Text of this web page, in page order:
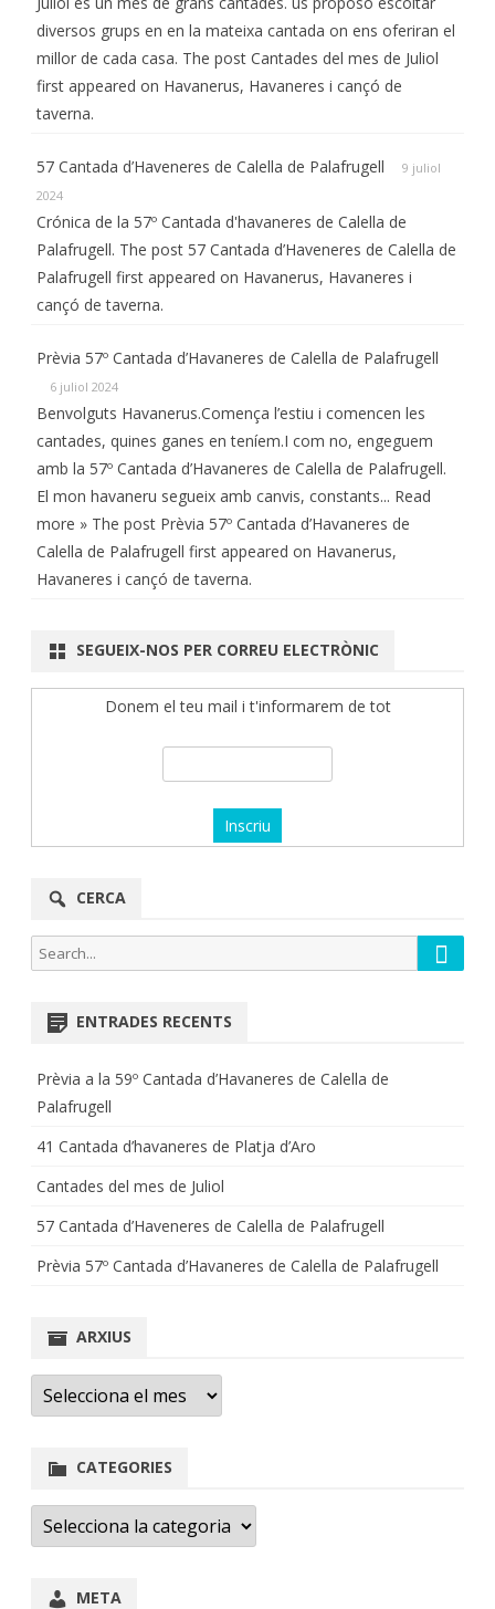
diversos grups en en la mateixa cantada on ens oferiran el
millor de cada casa. The post Cantades del mes de Juliol
first appeared on Havanerus, Havaneres i cançó de
taverna.
57 Cantada d’Haveneres de Calella de Palafrugell
9 juliol
2024
Crónica de la 57º Cantada d'havaneres de Calella de
Palafrugell. The post 57 Cantada d’Haveneres de Calella de
Palafrugell first appeared on Havanerus, Havaneres i
cançó de taverna.
Prèvia 57º Cantada d’Havaneres de Calella de Palafrugell
6 juliol 2024
Benvolguts Havanerus.Comença l’estiu i comencen les
cantades, quines ganes en teníem.I com no, engeguem
amb la 57º Cantada d’Havaneres de Calella de Palafrugell.
El mon havaneru segueix amb canvis, constants... Read
more » The post Prèvia 57º Cantada d’Havaneres de
Calella de Palafrugell first appeared on Havanerus,
Havaneres i cançó de taverna.
SEGUEIX-NOS PER CORREU ELECTRÒNIC
Donem el teu mail i t'informarem de tot
CERCA
Search
for:
Search
ENTRADES RECENTS
Prèvia a la 59º Cantada d’Havaneres de Calella de
Palafrugell
41 Cantada d’havaneres de Platja d’Aro
Cantades del mes de Juliol
57 Cantada d’Haveneres de Calella de Palafrugell
Prèvia 57º Cantada d’Havaneres de Calella de Palafrugell
ARXIUS
Arxius
CATEGORIES
Categories
META